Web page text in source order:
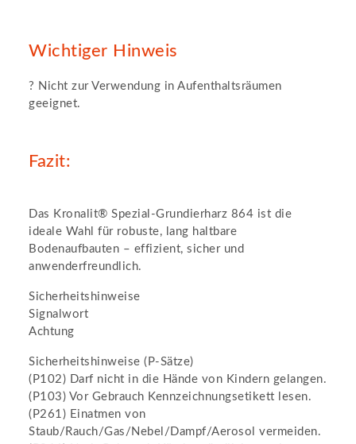
Wichtiger Hinweis
? Nicht zur Verwendung in Aufenthaltsräumen
geeignet.
Fazit:
Das Kronalit® Spezial-Grundierharz 864 ist die
ideale Wahl für robuste, lang haltbare
Bodenaufbauten – effizient, sicher und
anwenderfreundlich.
Sicherheitshinweise
Signalwort
Achtung
Sicherheitshinweise (P-Sätze)
(P102) Darf nicht in die Hände von Kindern gelangen.
(P103) Vor Gebrauch Kennzeichnungsetikett lesen.
(P261) Einatmen von
Staub/Rauch/Gas/Nebel/Dampf/Aerosol vermeiden.